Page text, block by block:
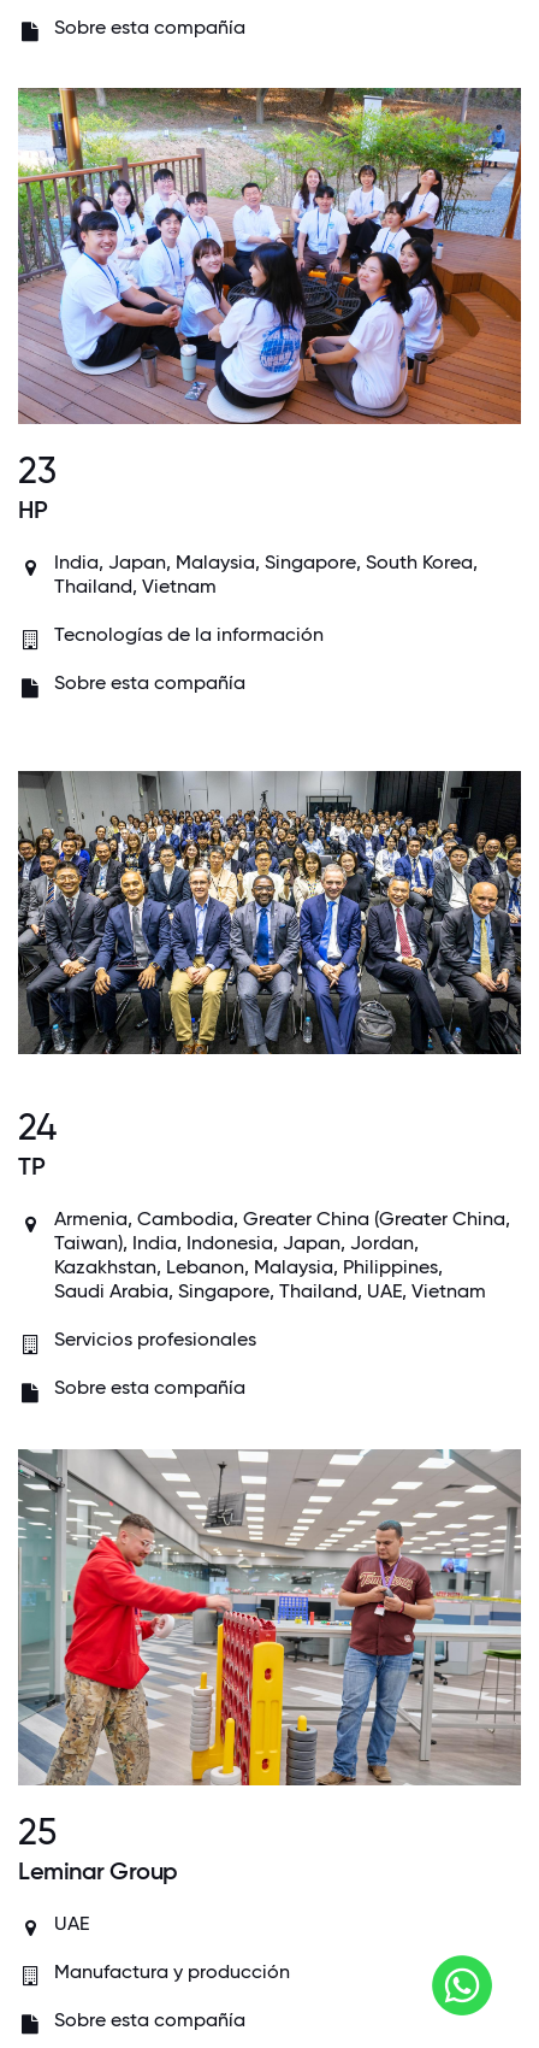
Sobre esta compañía
23
HP
India, Japan, Malaysia, Singapore, South Korea,
Thailand, Vietnam
Tecnologías de la información
Sobre esta compañía
24
TP
Armenia, Cambodia, Greater China (Greater China,
Taiwan), India, Indonesia, Japan, Jordan,
Kazakhstan, Lebanon, Malaysia, Philippines,
Saudi Arabia, Singapore, Thailand, UAE, Vietnam
Servicios profesionales
Sobre esta compañía
25
Leminar Group
UAE
Manufactura y producción
Sobre esta compañía